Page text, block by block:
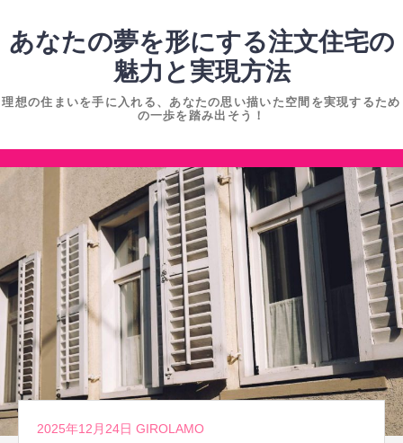
ン
ツ
あなたの夢を形にする注文住宅の
魅力と実現方法
理想の住まいを手に入れる、あなたの思い描いた空間を実現するため
の一歩を踏み出そう！
コ
ツ
へ
ス
キ
ッ
プ
2025年12月24日 GIROLAMO